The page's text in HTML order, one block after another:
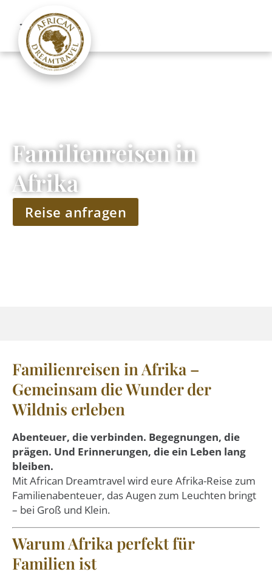
Familienreisen in
Afrika
Reise anfragen
Familienreisen in Afrika –
Gemeinsam die Wunder der
Wildnis erleben
Abenteuer, die verbinden. Begegnungen, die
prägen. Und Erinnerungen, die ein Leben lang
bleiben.
Mit African Dreamtravel wird eure Afrika-Reise zum
Familienabenteuer, das Augen zum Leuchten bringt
– bei Groß und Klein.
Warum Afrika perfekt für
Familien ist